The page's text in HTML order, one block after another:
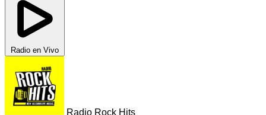
Radio en Vivo
Radio Rock Hits